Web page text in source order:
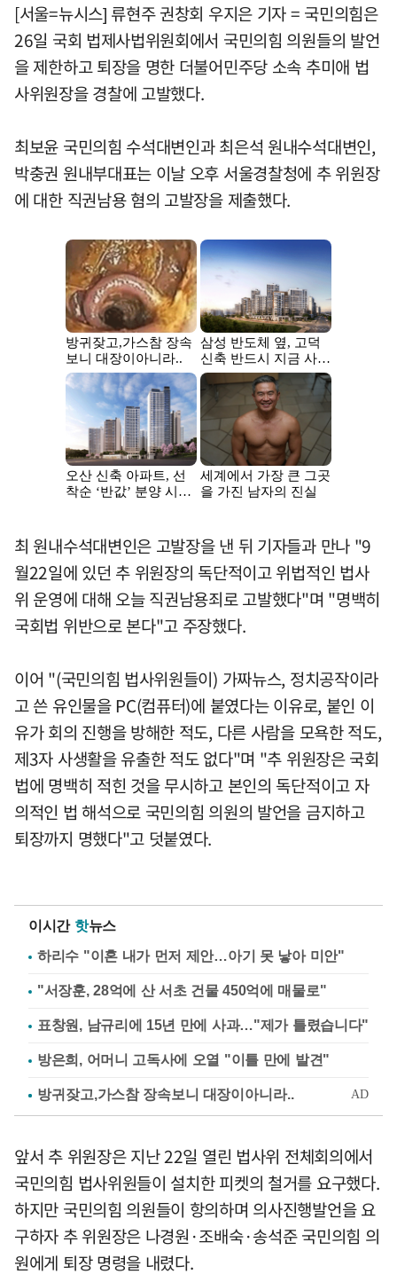
[서울=뉴시스] 류현주 권창회 우지은 기자 = 국민의힘은
26일 국회 법제사법위원회에서 국민의힘 의원들의 발언
을 제한하고 퇴장을 명한 더불어민주당 소속 추미애 법
사위원장을 경찰에 고발했다.
최보윤 국민의힘 수석대변인과 최은석 원내수석대변인,
박충권 원내부대표는 이날 오후 서울경찰청에 추 위원장
에 대한 직권남용 혐의 고발장을 제출했다.
최 원내수석대변인은 고발장을 낸 뒤 기자들과 만나 "9
월22일에 있던 추 위원장의 독단적이고 위법적인 법사
위 운영에 대해 오늘 직권남용죄로 고발했다"며 "명백히
국회법 위반으로 본다"고 주장했다.
이어 "(국민의힘 법사위원들이) 가짜뉴스, 정치공작이라
고 쓴 유인물을 PC(컴퓨터)에 붙였다는 이유로, 붙인 이
유가 회의 진행을 방해한 적도, 다른 사람을 모욕한 적도,
제3자 사생활을 유출한 적도 없다"며 "추 위원장은 국회
법에 명백히 적힌 것을 무시하고 본인의 독단적이고 자
의적인 법 해석으로 국민의힘 의원의 발언을 금지하고
퇴장까지 명했다"고 덧붙였다.
이시간 핫뉴스
하리수 "이혼 내가 먼저 제안…아기 못 낳아 미안"
"서장훈, 28억에 산 서초 건물 450억에 매물로"
표창원, 남규리에 15년 만에 사과…"제가 틀렸습니다"
방은희, 어머니 고독사에 오열 "이틀 만에 발견"
앞서 추 위원장은 지난 22일 열린 법사위 전체회의에서
국민의힘 법사위원들이 설치한 피켓의 철거를 요구했다.
하지만 국민의힘 의원들이 항의하며 의사진행발언을 요
구하자 추 위원장은 나경원·조배숙·송석준 국민의힘 의
원에게 퇴장 명령을 내렸다.